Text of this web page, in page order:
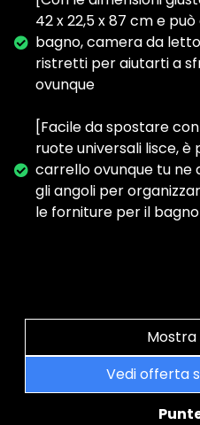
42 x 22,5 x 87 cm e
bagno, camera da
ristretti per aiutarti a
ovunque
[Facile da spostare
ruote universali lisce, è
carrello ovunque tu ne
gli angoli per
le forniture per il bagno
Mostra
Vedi offerta